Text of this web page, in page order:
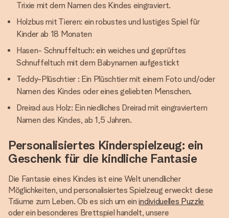
Trixie mit dem Namen des Kindes eingraviert.
Holzbus mit Tieren: ein robustes und lustiges Spiel für
Kinder ab 18 Monaten
Hasen- Schnuffeltuch: ein weiches und geprüftes
Schnuffeltuch mit dem Babynamen aufgestickt
Teddy-Plüschtier : Ein Plüschtier mit einem Foto und/oder
Namen des Kindes oder eines geliebten Menschen.
Dreirad aus Holz: Ein niedliches Dreirad mit eingraviertem
Namen des Kindes, ab 1,5 Jahren.
Personalisiertes Kinderspielzeug: ein
Geschenk für die kindliche Fantasie
Die Fantasie eines Kindes ist eine Welt unendlicher
Möglichkeiten, und personalisiertes Spielzeug erweckt diese
Träume zum Leben. Ob es sich um einindividuelles Puzzle
oder ein besonderes Brettspiel handelt, unsere